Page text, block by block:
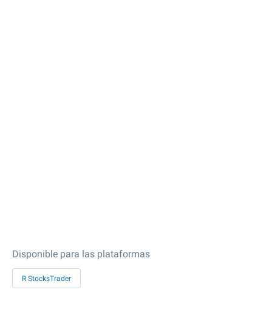
Disponible para las plataformas
R StocksTrader